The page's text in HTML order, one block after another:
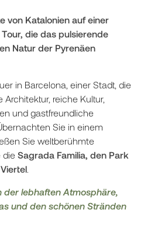
von Katalonien auf einer
die das pulsierende
Natur der Pyrenäen
in Barcelona, einer Stadt, die
reiche Kultur,
und gastfreundliche
Sie in einem
Sie weltberühmte
die Sagrada Familia, den Park
der lebhaften Atmosphäre,
und den schönen Stränden